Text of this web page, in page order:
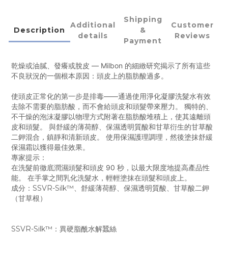
Description
Additional
details
Shipping
&
Payment
Customer
Reviews
乾燥或油膩、發癢或脫皮 — Milbon 的細緻研究揭示了所有這些
不良狀況的一個根本原因：頭皮上的脂肪酸過多。
使頭皮正常化的第一步是排毒——通過使用淨化凝膠洗髮水有效
去除不需要的脂肪酸，而不會給頭皮和頭髮帶來壓力。 獨特的、
不干燥的泡沫凝膠以物理方式附著在脂肪酸堆積上，使其遠離頭
皮和頭髮。 與舒緩的薄荷醇、保濕透明質酸和甘草衍生的甘草酸
二鉀混合，鎮靜和清新頭皮。 使用保濕護理調理，然後塗抹舒緩
保濕霜以獲得最佳效果。
專家提示：
在洗髮前徹底潤濕頭髮和頭皮 90 秒，以最大限度地提高產品性
能。 在手掌之間乳化洗髮水，輕輕塗抹在頭髮和頭皮上。
成分：SSVR-Silk™、舒緩薄荷醇、保濕透明質酸、甘草酸二鉀
（甘草根）
SSVR-Silk™：異硬脂酰水解蠶絲